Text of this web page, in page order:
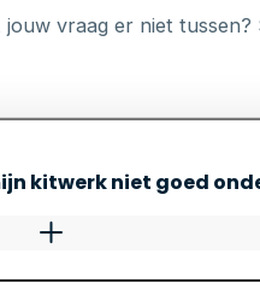
jouw vraag er niet tussen?
kitwerk niet goed